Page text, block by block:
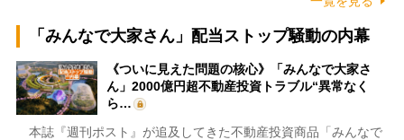
「みんなで大家さん」配当ストップ騒動の内幕
《ついに見えた問題の核心》「みんなで大家さ
ん」2000億円超不動産投資トラブル“異常なく
ら…
本誌『週刊ポスト』が追及してきた不動産投資商品「みんなで